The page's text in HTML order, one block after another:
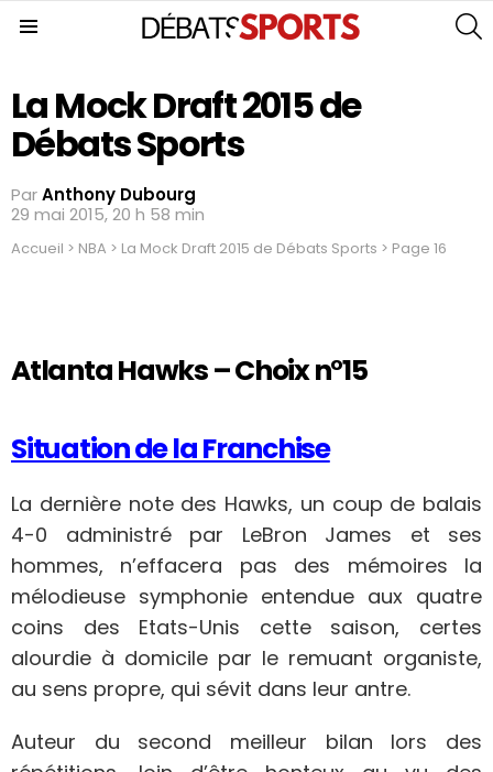
La Mock Draft 2015 de
Débats Sports
ParAnthony Dubourg
29 mai 2015, 20 h 58 min
Accueil > NBA > La Mock Draft 2015 de Débats Sports > Page 16
Atlanta Hawks – Choix n°15
Situation de la Franchise
La dernière note des Hawks, un coup de balais
4-0 administré par LeBron James et ses
hommes, n’effacera pas des mémoires la
mélodieuse symphonie entendue aux quatre
coins des Etats-Unis cette saison, certes
alourdie à domicile par le remuant organiste,
au sens propre, qui sévit dans leur antre.
Auteur du second meilleur bilan lors des